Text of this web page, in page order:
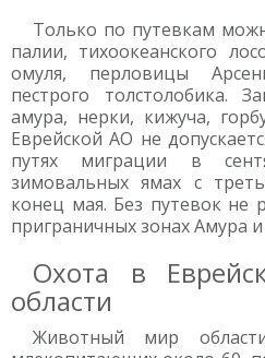
Только по путевкам
палии, тихоокеанского
омуля, перловицы
пестрого толстолобика.
амура, нерки, кижуча,
Еврейской АО не
путях миграции в
зимовальных ямах с
конец мая. Без путевок не
приграничных зонах Амура
Охота в
области
Животный мир